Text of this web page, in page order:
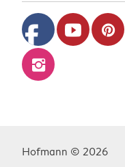
facebook youtube pinterest
instagram
Hofmann © 2026